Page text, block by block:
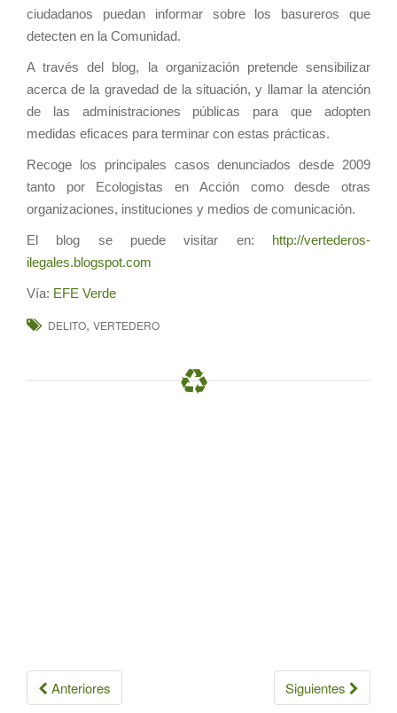
ciudadanos puedan informar sobre los basureros que
detecten en la Comunidad.
A través del blog, la organización pretende sensibilizar
acerca de la gravedad de la situación, y llamar la atención
de las administraciones públicas para que adopten
medidas eficaces para terminar con estas prácticas.
Recoge los principales casos denunciados desde 2009
tanto por Ecologistas en Acción como desde otras
organizaciones, instituciones y medios de comunicación.
El blog se puede visitar en: http://vertederos-
ilegales.blogspot.com
Vía: EFE Verde
DELITO, VERTEDERO
Navegación
Anteriores Siguientes